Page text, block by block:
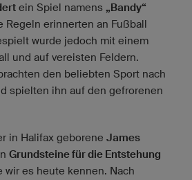
ein Spiel namens „Bandy“
Regeln erinnerten an Fußball
wurde jedoch mit einem
und auf vereisten Feldern.
den beliebten Sport nach
spielten ihn auf den gefrorenen
in Halifax geborene James
Grundsteine für die Entstehung
wir es heute kennen. Nach